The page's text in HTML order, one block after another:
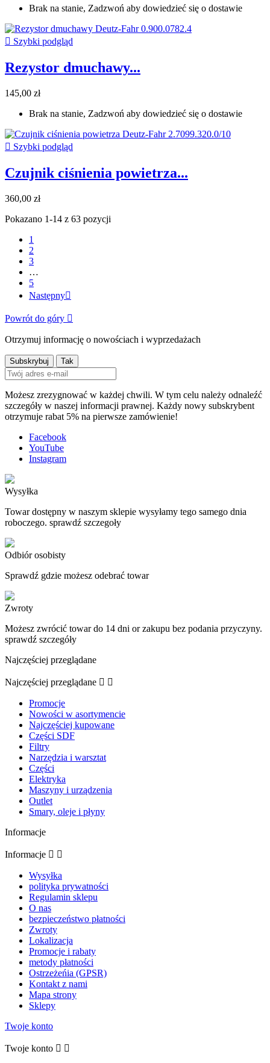
Brak na stanie, Zadzwoń aby dowiedzieć się o dostawie
 Szybki podgląd
Rezystor dmuchawy...
145,00 zł
Brak na stanie, Zadzwoń aby dowiedzieć się o dostawie
 Szybki podgląd
Czujnik ciśnienia powietrza...
360,00 zł
Pokazano 1-14 z 63 pozycji
1
2
3
…
5
Następny
Powrót do góry 
Otrzymuj informację o nowościach i wyprzedażach
Możesz zrezygnować w każdej chwili. W tym celu należy odnaleźć
szczegóły w naszej informacji prawnej. Każdy nowy subskrybent
otrzymuje rabat 5% na pierwsze zamówienie!
Facebook
YouTube
Instagram
Wysyłka
Towar dostępny w naszym sklepie wysyłamy tego samego dnia
roboczego. sprawdź szczegoły
Odbiór osobisty
Sprawdź gdzie możesz odebrać towar
Zwroty
Możesz zwrócić towar do 14 dni or zakupu bez podania przyczyny.
sprawdź szczegóły
Najczęściej przeglądane
Najczęściej przeglądane  
Promocje
Nowości w asortymencie
Najczęściej kupowane
Części SDF
Filtry
Narzędzia i warsztat
Części
Elektryka
Maszyny i urządzenia
Outlet
Smary, oleje i płyny
Informacje
Informacje  
Wysyłka
polityka prywatności
Regulamin sklepu
O nas
bezpieczeństwo płatności
Zwroty
Lokalizacja
Promocje i rabaty
metody płatności
Ostrzeżeńia (GPSR)
Kontakt z nami
Mapa strony
Sklepy
Twoje konto
Twoje konto  